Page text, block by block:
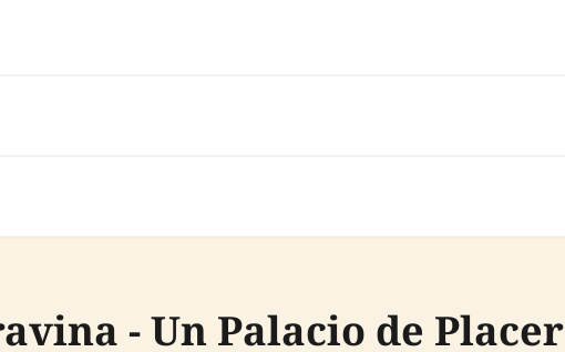
- Un Palacio de Placer